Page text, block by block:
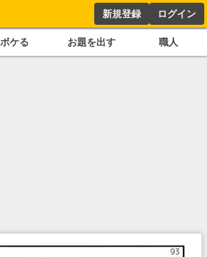
新規登録 ログイン
ボケる お題を出す 職人